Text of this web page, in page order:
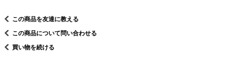
この商品を友達に教える
この商品について問い合わせる
買い物を続ける